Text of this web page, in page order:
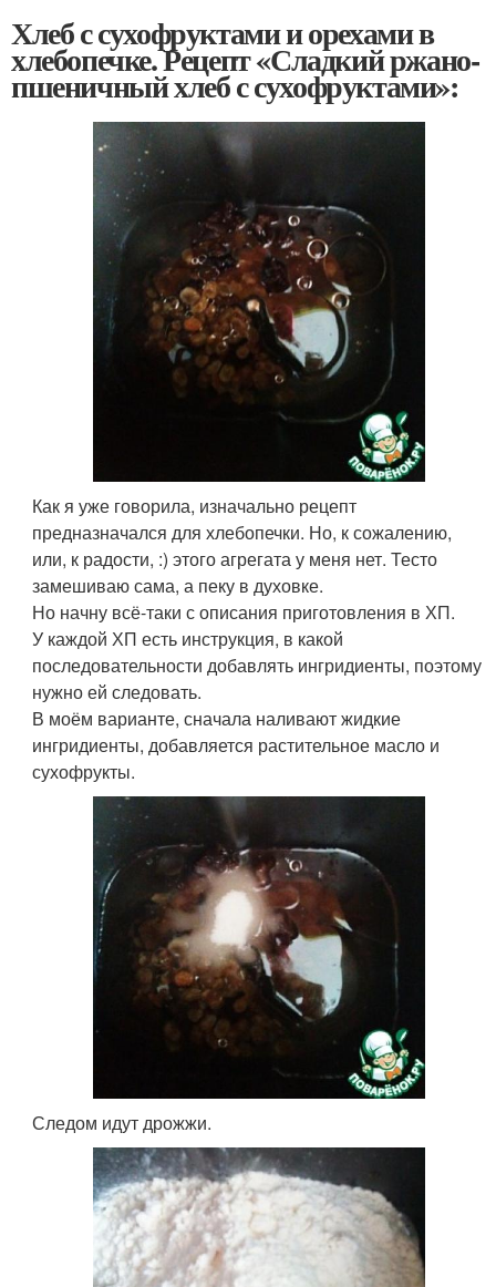
Хлеб с сухофруктами и орехами в
хлебопечке. Рецепт «Сладкий ржано-
пшеничный хлеб с сухофруктами»:
Как я уже говорила, изначально рецепт
предназначался для хлебопечки. Но, к сожалению,
или, к радости, :) этого агрегата у меня нет. Тесто
замешиваю сама, а пеку в духовке.
Но начну всё-таки с описания приготовления в ХП.
У каждой ХП есть инструкция, в какой
последовательности добавлять ингридиенты, поэтому
нужно ей следовать.
В моём варианте, сначала наливают жидкие
ингридиенты, добавляется растительное масло и
сухофрукты.
Следом идут дрожжи.